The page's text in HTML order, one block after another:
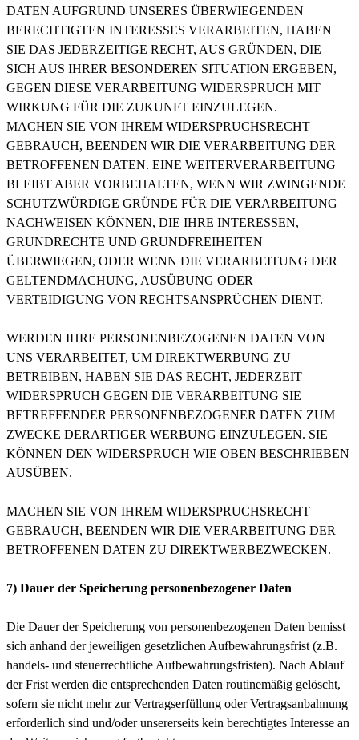
DATEN AUFGRUND UNSERES ÜBERWIEGENDEN
BERECHTIGTEN INTERESSES VERARBEITEN, HABEN
SIE DAS JEDERZEITIGE RECHT, AUS GRÜNDEN, DIE
SICH AUS IHRER BESONDEREN SITUATION ERGEBEN,
GEGEN DIESE VERARBEITUNG WIDERSPRUCH MIT
WIRKUNG FÜR DIE ZUKUNFT EINZULEGEN.
MACHEN SIE VON IHREM WIDERSPRUCHSRECHT
GEBRAUCH, BEENDEN WIR DIE VERARBEITUNG DER
BETROFFENEN DATEN. EINE WEITERVERARBEITUNG
BLEIBT ABER VORBEHALTEN, WENN WIR ZWINGENDE
SCHUTZWÜRDIGE GRÜNDE FÜR DIE VERARBEITUNG
NACHWEISEN KÖNNEN, DIE IHRE INTERESSEN,
GRUNDRECHTE UND GRUNDFREIHEITEN
ÜBERWIEGEN, ODER WENN DIE VERARBEITUNG DER
GELTENDMACHUNG, AUSÜBUNG ODER
VERTEIDIGUNG VON RECHTSANSPRÜCHEN DIENT.
WERDEN IHRE PERSONENBEZOGENEN DATEN VON
UNS VERARBEITET, UM DIREKTWERBUNG ZU
BETREIBEN, HABEN SIE DAS RECHT, JEDERZEIT
WIDERSPRUCH GEGEN DIE VERARBEITUNG SIE
BETREFFENDER PERSONENBEZOGENER DATEN ZUM
ZWECKE DERARTIGER WERBUNG EINZULEGEN. SIE
KÖNNEN DEN WIDERSPRUCH WIE OBEN BESCHRIEBEN
AUSÜBEN.
MACHEN SIE VON IHREM WIDERSPRUCHSRECHT
GEBRAUCH, BEENDEN WIR DIE VERARBEITUNG DER
BETROFFENEN DATEN ZU DIREKTWERBEZWECKEN.
7) Dauer der Speicherung personenbezogener Daten
Die Dauer der Speicherung von personenbezogenen Daten bemisst
sich anhand der jeweiligen gesetzlichen Aufbewahrungsfrist (z.B.
handels- und steuerrechtliche Aufbewahrungsfristen). Nach Ablauf
der Frist werden die entsprechenden Daten routinemäßig gelöscht,
sofern sie nicht mehr zur Vertragserfüllung oder Vertragsanbahnung
erforderlich sind und/oder unsererseits kein berechtigtes Interesse an